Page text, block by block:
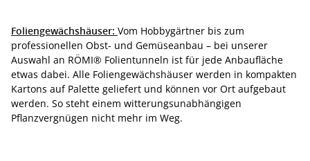
Foliengewächshäuser: Vom Hobbygärtner bis zum
professionellen Obst- und Gemüseanbau – bei unserer
Auswahl an RÖMI® Folientunneln ist für jede Anbaufläche
etwas dabei. Alle Foliengewächshäuser werden in kompakten
Kartons auf Palette geliefert und können vor Ort aufgebaut
werden. So steht einem witterungsunabhängigen
Pflanzvergnügen nicht mehr im Weg.